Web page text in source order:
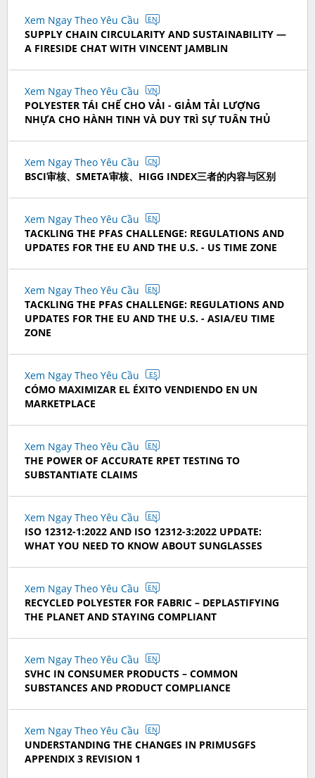
Xem Ngay Theo Yêu Cầu EN
SUPPLY CHAIN CIRCULARITY AND SUSTAINABILITY —
A FIRESIDE CHAT WITH VINCENT JAMBLIN
Xem Ngay Theo Yêu Cầu VN
POLYESTER TÁI CHẾ CHO VẢI - GIẢM TẢI LƯỢNG
NHỰA CHO HÀNH TINH VÀ DUY TRÌ SỰ TUÂN THỦ
Xem Ngay Theo Yêu Cầu CN
BSCI审核、SMETA审核、HIGG INDEX三者的内容与区别
Xem Ngay Theo Yêu Cầu EN
TACKLING THE PFAS CHALLENGE: REGULATIONS AND
UPDATES FOR THE EU AND THE U.S. - US TIME ZONE
Xem Ngay Theo Yêu Cầu EN
TACKLING THE PFAS CHALLENGE: REGULATIONS AND
UPDATES FOR THE EU AND THE U.S. - ASIA/EU TIME
ZONE
Xem Ngay Theo Yêu Cầu ES
CÓMO MAXIMIZAR EL ÉXITO VENDIENDO EN UN
MARKETPLACE
Xem Ngay Theo Yêu Cầu EN
THE POWER OF ACCURATE RPET TESTING TO
SUBSTANTIATE CLAIMS
Xem Ngay Theo Yêu Cầu EN
ISO 12312-1:2022 AND ISO 12312-3:2022 UPDATE:
WHAT YOU NEED TO KNOW ABOUT SUNGLASSES
Xem Ngay Theo Yêu Cầu EN
RECYCLED POLYESTER FOR FABRIC – DEPLASTIFYING
THE PLANET AND STAYING COMPLIANT
Xem Ngay Theo Yêu Cầu EN
SVHC IN CONSUMER PRODUCTS – COMMON
SUBSTANCES AND PRODUCT COMPLIANCE
Xem Ngay Theo Yêu Cầu EN
UNDERSTANDING THE CHANGES IN PRIMUSGFS
APPENDIX 3 REVISION 1